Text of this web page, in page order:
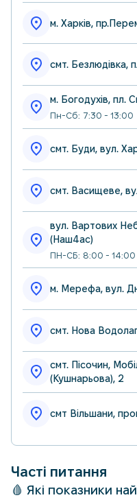
м. Харків,
смт. Безлюдівка,
м. Богодухів, пл.
Пн-Сб: 7:30 - 13:00
смт. Буди, вул.
смт. Васищеве,
вул. Вартових
(Наш4ас)
ПН-СБ: 8:00 - 14:00
м. Мерефа, вул.
смт. Нова
смт. Пісочин,
(Кушнарьова), 2
смт Вільшани,
Часті питання
🩸 Які показники